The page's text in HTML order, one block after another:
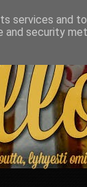
services and
and security